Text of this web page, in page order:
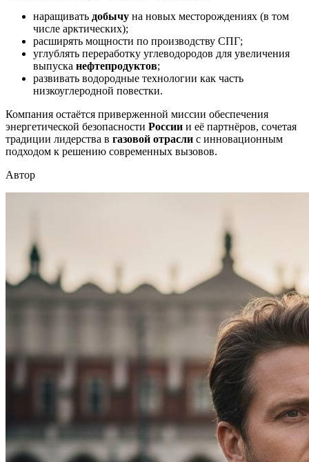
наращивать добычу на новых месторождениях (в том
числе арктических);
расширять мощности по производству СПГ;
углублять переработку углеводородов для увеличения
выпуска нефтепродуктов;
развивать водородные технологии как часть
низкоуглеродной повестки.
Компания остаётся приверженной миссии обеспечения
энергетической безопасности России и её партнёров, сочетая
традиции лидерства в газовой отрасли с инновационным
подходом к решению современных вызовов.
Автор